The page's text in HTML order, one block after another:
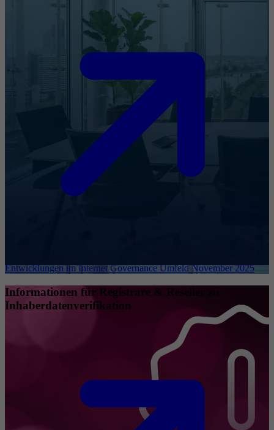
Entwicklungen im Internet Governance Umfeld November 2025
Informationen für Registrare & Reseller zu
Inhaberdatenverifikation